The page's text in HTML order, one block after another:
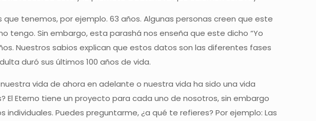
tenemos, por ejemplo. 63 años. Algunas personas creen que este
tengo. Sin embargo, esta parashá nos enseña que este dicho “Yo
Nuestros sabios explican que estos datos son las diferentes fases
duró sus últimos 100 años de vida.
vida de ahora en adelante o nuestra vida ha sido una vida
Eterno tiene un proyecto para cada uno de nosotros, sin embargo
Puedes preguntarme, ¿a qué te refieres? Por ejemplo: Las